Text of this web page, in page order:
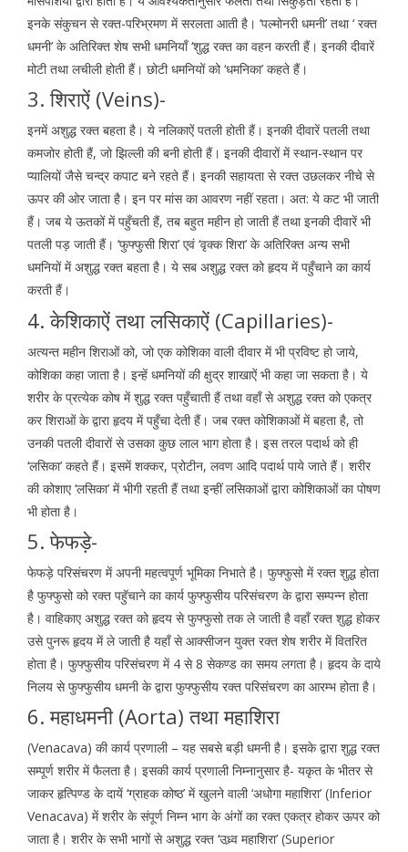
इनके संकुचन से रक्त-परिभ्रमण में सरलता आती है। ‘पल्मोनरी धमनी’ तथा ‘ रक्त
धमनी’ के अतिरिक्त शेष सभी धमनियाँ ‘शुद्ध रक्त का वहन करती हैं। इनकी दीवारें
मोटी तथा लचीली होती हैं। छोटी धमनियों को ‘धमनिका’ कहते हैं।
3. शिराऐं (Veins)-
इनमें अशुद्ध रक्त बहता है। ये नलिकाऐं पतली होती हैं। इनकी दीवारें पतली तथा
कमजोर होती हैं, जो झिल्ली की बनी होती हैं। इनकी दीवारों में स्थान-स्थान पर
प्यालियों जैसे चन्द्र कपाट बने रहते हैं। इनकी सहायता से रक्त उछलकर नीचे से
ऊपर की ओर जाता है। इन पर मांस का आवरण नहीं रहता। अत: ये कट भी जाती
हैं। जब ये ऊतकों में पहुँचती हैं, तब बहुत महीन हो जाती हैं तथा इनकी दीवारें भी
पतली पड़ जाती हैं। ‘फुफ्फुसी शिरा’ एवं ‘वृक्क शिरा’ के अतिरिक्त अन्य सभी
धमनियों में अशुद्ध रक्त बहता है। ये सब अशुद्ध रक्त को हृदय में पहुँचाने का कार्य
करती हैं।
4. केशिकाऐं तथा लसिकाऐं (Capillaries)-
अत्यन्त महीन शिराओं को, जो एक कोशिका वाली दीवार में भी प्रविष्ट हो जाये,
कोशिका कहा जाता है। इन्हें धमनियों की क्षुद्र शाखाऐं भी कहा जा सकता है। ये
शरीर के प्रत्येक कोष में शुद्ध रक्त पहुँचाती हैं तथा वहाँ से अशुद्ध रक्त को एकत्र
कर शिराओं के द्वारा हृदय में पहुँचा देती हैं। जब रक्त कोशिकाओं में बहता है, तो
उनकी पतली दीवारों से उसका कुछ लाल भाग होता है। इस तरल पदार्थ को ही
‘लसिका’ कहते हैं। इसमें शक्कर, प्रोटीन, लवण आदि पदार्थ पाये जाते हैं। शरीर
की कोशाए ‘लसिका’ में भीगी रहती हैं तथा इन्हीं लसिकाओं द्वारा कोशिकाओं का पोषण
भी होता है।
5. फेफड़े-
फेफड़े परिसंचरण में अपनी महत्वपूर्ण भूमिका निभाते है। फुफ्फुसो में रक्त शुद्ध होता
है फुफ्फुसो को रक्त पहॅुचाने का कार्य फुफ्फुसीय परिसंचरण के द्वारा सम्पन्न होता
है। वाहिकाए अशुद्ध रक्त को हृदय से फुफ्फुसो तक ले जाती है वहॉं रक्त शुद्ध होकर
उसे पुनरू हृदय में ले जाती है यहॉं से आक्सीजन युक्त रक्त शेष शरीर में वितरित
होता है। फुफ्फुसीय परिसंचरण में 4 से 8 सेकण्ड का समय लगता है। हृदय के दाये
निलय से फुफ्फुसीय धमनी के द्वारा फुफ्फुसीय रक्त परिसंचरण का आरम्भ होता है।
6. महाधमनी (Aorta) तथा महाशिरा
(Venacava) की कार्य प्रणाली – यह सबसे बड़ी धमनी है। इसके द्वारा शुद्ध रक्त
सम्पूर्ण शरीर में फैलता है। इसकी कार्य प्रणाली निम्नानुसार है- यकृत के भीतर से
जाकर हृत्पिण्ड के दायें ‘ग्राहक कोष्ठ’ में खुलने वाली ‘अधोगा महाशिरा’ (Inferior
Venacava) में शरीर के संपूर्ण निम्न भाग के अंगों का रक्त एकत्र होकर ऊपर को
जाता है। शरीर के सभी भागों से अशुद्ध रक्त ‘उध्र्व महाशिरा’ (Superior